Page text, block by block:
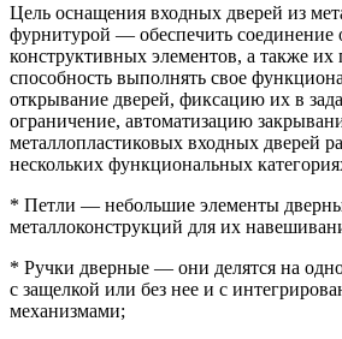
Цель оснащения входных дверей из
фурнитурой — обеспечить соединение
конструктивных элементов, а также их
способность выполнять свое
открывание дверей, фиксацию их в
ограничение, автоматизацию
металлопластиковых входных дверей
нескольких функциональных
* Петли — небольшие элементы
металлоконструкций для их
* Ручки дверные — они делятся на
с защелкой или без нее и с
механизмами;